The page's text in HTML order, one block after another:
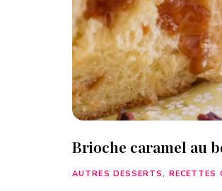
Brioche caramel au
AUTRES DESSERTS, RECETTES